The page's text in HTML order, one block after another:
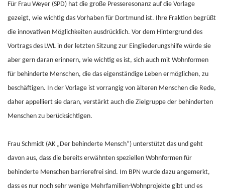
Für Frau Weyer (SPD) hat die große Presseresonanz auf die Vorlage
gezeigt, wie wichtig das Vorhaben für Dortmund ist. Ihre Fraktion begrüßt
die innovativen Möglichkeiten ausdrücklich. Vor dem Hintergrund des
Vortrags des LWL in der letzten Sitzung zur Eingliederungshilfe würde sie
aber gern daran erinnern, wie wichtig es ist, sich auch mit Wohnformen
für behinderte Menschen, die das eigenständige Leben ermöglichen, zu
beschäftigen. In der Vorlage ist vorrangig von älteren Menschen die Rede,
daher appelliert sie daran, verstärkt auch die Zielgruppe der behinderten
Menschen zu berücksichtigen.
Frau Schmidt (AK „Der behinderte Mensch“) unterstützt das und geht
davon aus, dass die bereits erwähnten speziellen Wohnformen für
behinderte Menschen barrierefrei sind. Im BPN wurde dazu angemerkt,
dass es nur noch sehr wenige Mehrfamilien-Wohnprojekte gibt und es